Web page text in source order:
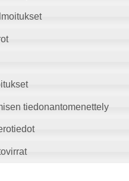
tiedonantomenettely